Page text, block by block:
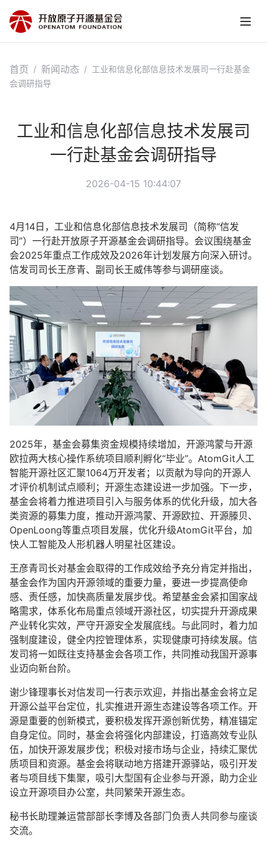
首页 / 新闻动态 / 工业和信息化部信息技术发展司一行赴基金
会调研指导
工业和信息化部信息技术发展司
一行赴基金会调研指导
2026-04-15 10:44:07
4月14日，工业和信息化部信息技术发展司（简称“信发
司”）一行赴开放原子开源基金会调研指导。会议围绕基金
会2025年重点工作成效及2026年计划发展方向深入研讨。
信发司司长王彦青、副司长王威伟等参与调研座谈。
2025年，基金会募集资金规模持续增加， 开源鸿蒙与开源
欧拉两大核心操作系统项目顺利孵化“毕业”。 AtomGit人工
智能开源社区汇聚1064万开发者；以贡献为导向的开源人
才评价机制试点顺利；开源生态建设进一步加强。下一步，
基金会将着力推进项目引入与服务体系的优化升级，加大各
类资源的募集力度，推动开源鸿蒙、开源欧拉、开源滕贝、
OpenLoong等重点项目发展，优化升级AtomGit平台，加
快人工智能及人形机器人明星社区建设。
王彦青司长对基金会取得的工作成效给予充分肯定并指出，
基金会作为国内开源领域的重要力量，要进一步提高使命
感、责任感，加快高质量发展步伐。希望基金会紧扣国家战
略需求，体系化布局重点领域开源社区，切实提升开源成果
产业转化实效，严守开源安全发展底线。与此同时，着力加
强制度建设，健全内控管理体系，实现健康可持续发展。信
发司将一如既往支持基金会各项工作，共同推动我国开源事
业迈向新台阶。
谢少锋理事长对信发司一行表示欢迎，并指出基金会将立足
开源公益平台定位，扎实推进开源生态建设等各项工作。开
源是重要的创新模式，要积极发挥开源创新优势，精准锚定
自身定位。同时，基金会将强化内部建设，打造高效专业队
伍，加快开源发展步伐；积极对接市场与企业，持续汇聚优
质项目和资源。基金会将联动地方搭建开源驿站，吸引开发
者与项目线下集聚，吸引大型国有企业参与开源，助力企业
设立开源项目办公室，共同繁荣开源生态。
秘书长助理兼运营部部长李博及各部门负责人共同参与座谈
交流。